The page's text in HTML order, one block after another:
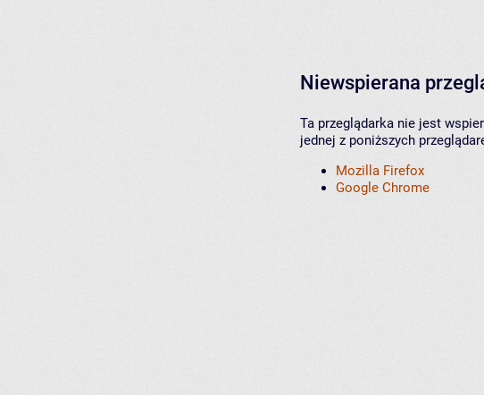
Niewspierana
Ta przeglądarka nie jest
jednej z poniższych
Mozilla Firefox
Google Chrome